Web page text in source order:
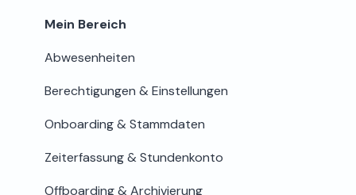
Support & Hilfe
Mein Bereich
Abwesenheiten
Berechtigungen & Einstellungen
Onboarding & Stammdaten
Zeiterfassung & Stundenkonto
Offboarding & Archivierung